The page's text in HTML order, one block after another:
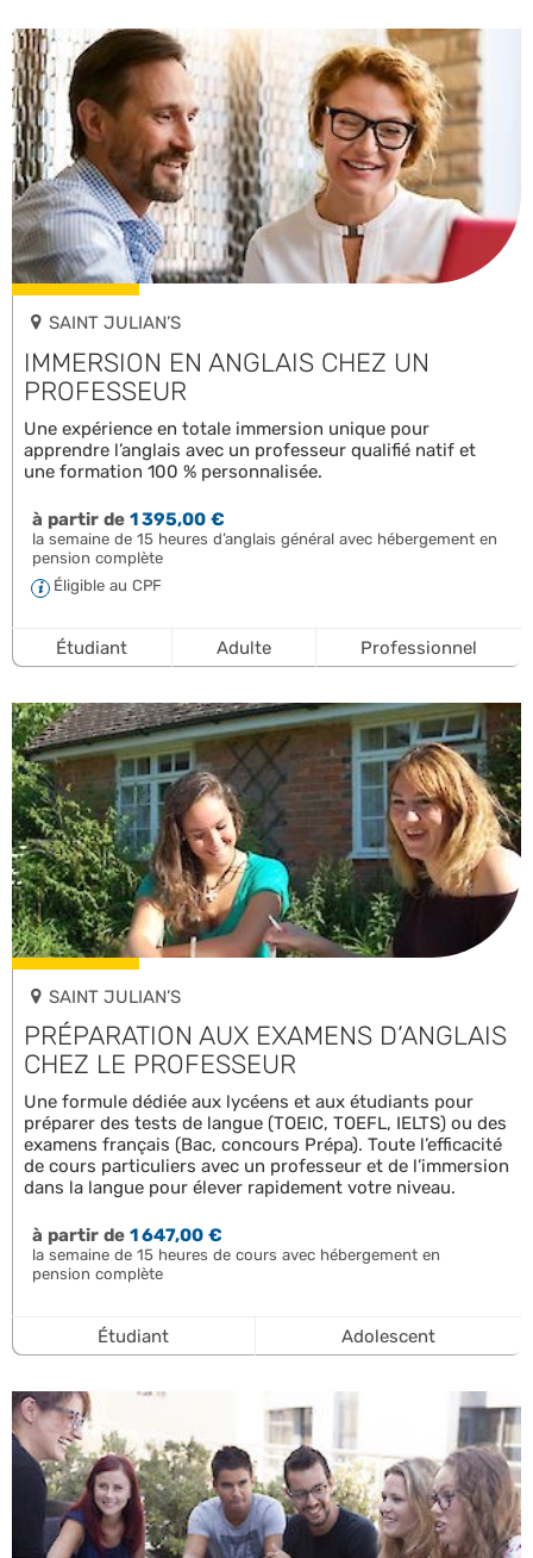
SAINT JULIAN’S
IMMERSION EN ANGLAIS CHEZ UN
PROFESSEUR
Une expérience en totale immersion unique pour
apprendre l’anglais avec un professeur qualifié natif et
une formation 100 % personnalisée.
à partir de1 395,00 €
la semaine de 15 heures d’anglais général avec hébergement en
pension complète
Éligible au CPF
Étudiant Adulte Professionnel
SAINT JULIAN’S
PRÉPARATION AUX EXAMENS D’ANGLAIS
CHEZ LE PROFESSEUR
Une formule dédiée aux lycéens et aux étudiants pour
préparer des tests de langue (TOEIC, TOEFL, IELTS) ou des
examens français (Bac, concours Prépa). Toute l’efficacité
de cours particuliers avec un professeur et de l’immersion
dans la langue pour élever rapidement votre niveau.
à partir de1 647,00 €
la semaine de 15 heures de cours avec hébergement en
pension complète
Étudiant Adolescent